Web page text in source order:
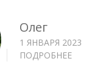
Олег
1 ЯНВАРЯ 2023
ПОДРОБНЕЕ